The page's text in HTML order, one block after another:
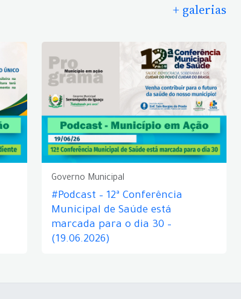
+ galerias
Governo Municipal
#Podcast – 12ª Conferência
Municipal de Saúde está
marcada para o dia 30 –
(19.06.2026)